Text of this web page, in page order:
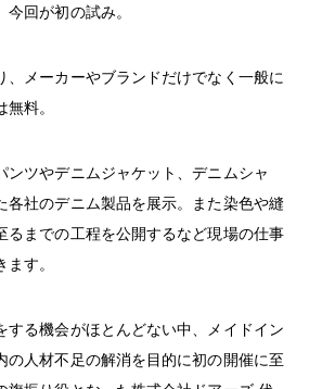
回が初の試み。
、メーカーやブランドだけでなく一般に
料。
ンツやデニムジャケット、デニムシャ
各社のデニム製品を展示。また染色や縫
るまでの工程を公開するなど現場の仕事
す。
する機会がほとんどない中、メイドイン
の人材不足の解消を目的に初の開催に至